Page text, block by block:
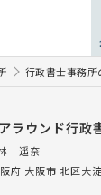
行政書士事務所
ラウンド行政
遥奈
府 大阪市 北区大